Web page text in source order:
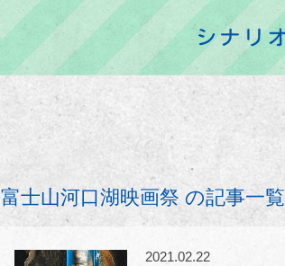
富士山河口湖映画祭 の記事一覧
2021.02.22